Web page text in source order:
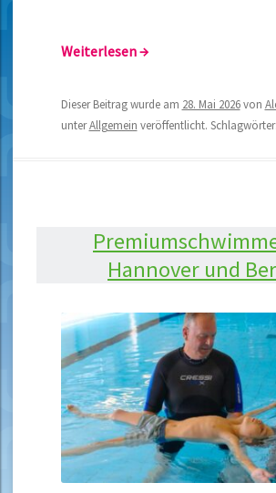
Weiterlesen→
Dieser Beitrag wurde am 28. Mai 2026von
unterAllgemein veröffentlicht. Schlagwörter:
Hannover und